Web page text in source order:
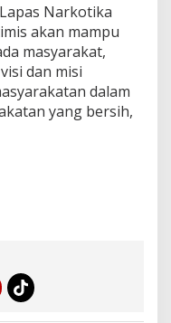
Narkotika
akan mampu
masyarakat,
dan misi
dalam
yang bersih,